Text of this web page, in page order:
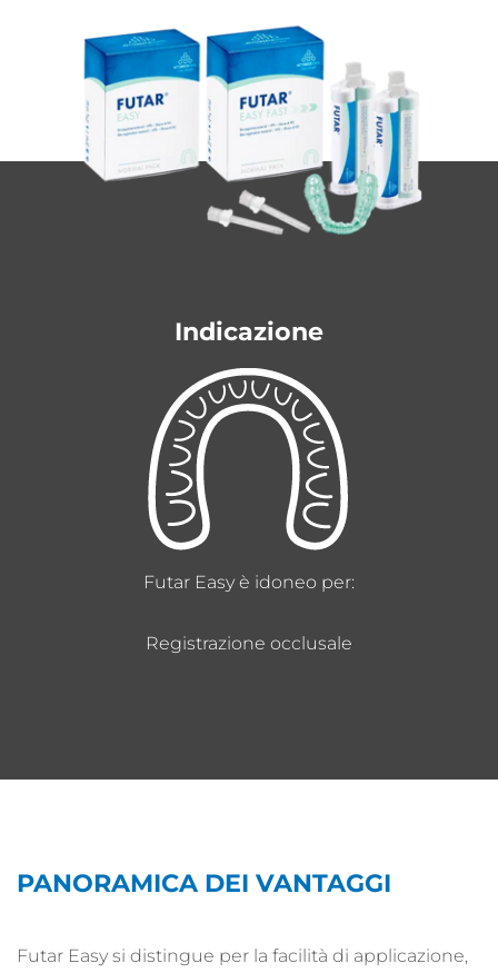
Indicazione
Futar Easy è idoneo per:
Registrazione occlusale
PANORAMICA DEI VANTAGGI
Futar Easy si distingue per la facilità di applicazione,